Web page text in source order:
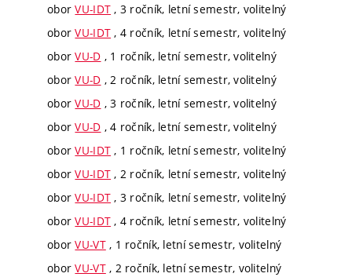
oborVU-IDT , 3 ročník, letní semestr, volitelný
oborVU-IDT , 4 ročník, letní semestr, volitelný
oborVU-D , 1 ročník, letní semestr, volitelný
oborVU-D , 2 ročník, letní semestr, volitelný
oborVU-D , 3 ročník, letní semestr, volitelný
oborVU-D , 4 ročník, letní semestr, volitelný
oborVU-IDT , 1 ročník, letní semestr, volitelný
oborVU-IDT , 2 ročník, letní semestr, volitelný
oborVU-IDT , 3 ročník, letní semestr, volitelný
oborVU-IDT , 4 ročník, letní semestr, volitelný
oborVU-VT, 1 ročník, letní semestr, volitelný
oborVU-VT, 2 ročník, letní semestr, volitelný